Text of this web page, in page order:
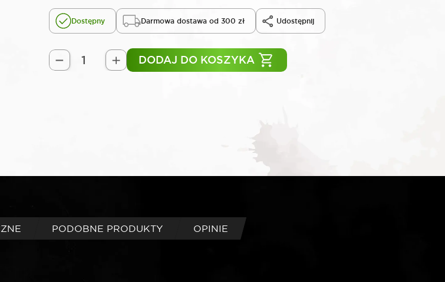
Dostępny Darmowa dostawa od 300 zł Udostępnij
ilość
DODAJ DO KOSZYKA
PODOBNE PRODUKTY OPINIE